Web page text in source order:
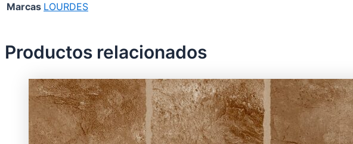
Marcas LOURDES
Productos relacionados